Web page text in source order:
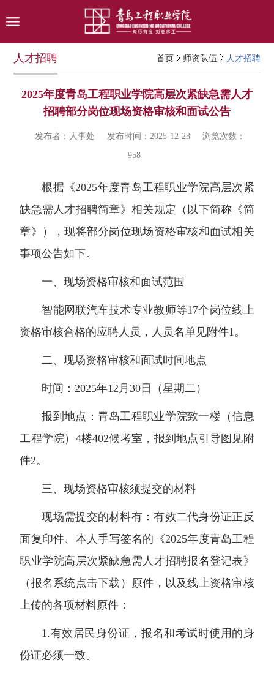
首页 师资队伍 人才招聘
人才招聘
2025年度青岛工程职业学院高层次紧缺急需人才
招聘部分岗位现场资格审核和面试公告
发布者：人事处 发布时间：2025-12-23 浏览次数：
958
根据《2025年度青岛工程职业学院高层次紧
缺急需人才招聘简章》相关规定（以下简称《简
章》），现将部分岗位现场资格审核和面试相关
事项公告如下。
一、现场资格审核和面试范围
智能网联汽车技术专业教师等17个岗位线上
资格审核合格的应聘人员，人员名单见附件1。
二、现场资格审核和面试时间地点
时间：2025年12月30日（星期二）
报到地点：青岛工程职业学院致一楼（信息
工程学院）4楼402候考室，报到地点引导图见附
件2。
三、现场资格审核须提交的材料
现场需提交的材料有：有效二代身份证正反
面复印件、本人手写签名的《2025年度青岛工程
职业学院高层次紧缺急需人才招聘报名登记表》
（报名系统点击下载）原件，以及线上资格审核
上传的各项材料原件：
1.有效居民身份证，报名和考试时使用的身
份证必须一致。